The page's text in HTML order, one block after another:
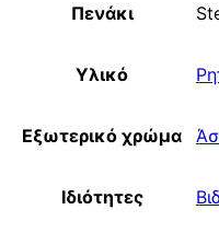
Πενάκι
Υλικό
Εξωτερικό χρώμα
Ιδιότητες